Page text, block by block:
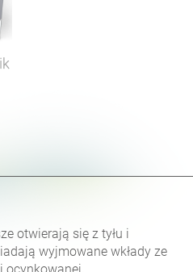
otwierają się z tyłu i
wyjmowane wkłady ze